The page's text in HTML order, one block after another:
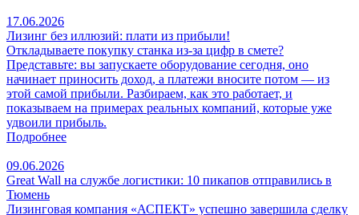
17.06.2026
Лизинг без иллюзий: плати из прибыли!
Откладываете покупку станка из‑за цифр в смете?
Представьте: вы запускаете оборудование сегодня, оно
начинает приносить доход, а платежи вносите потом — из
этой самой прибыли. Разбираем, как это работает, и
показываем на примерах реальных компаний, которые уже
удвоили прибыль.
Подробнее
09.06.2026
Great Wall на службе логистики: 10 пикапов отправились в
Тюмень
Лизинговая компания «АСПЕКТ» успешно завершила сделку